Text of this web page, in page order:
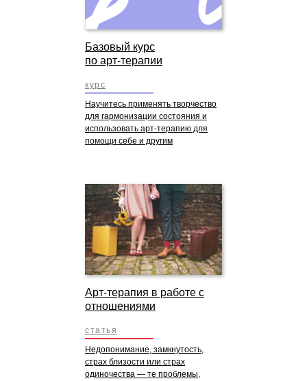
курс
Научитесь применять творчество
для гармонизации состояния и
использовать арт-терапию для
помощи себе и другим
Базовый курс
по арт-терапии
Арт-терапия в работе с
отношениями
Недопонимание, замкнутость,
страх близости или страх
одиночества — те проблемы,
статья